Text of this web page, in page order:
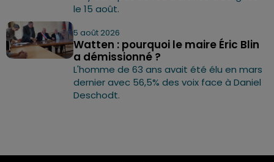
le 15 août.
5 août 2026
Watten : pourquoi le maire Éric Blin
a démissionné ?
L'homme de 63 ans avait été élu en mars
dernier avec 56,5% des voix face à Daniel
Deschodt.